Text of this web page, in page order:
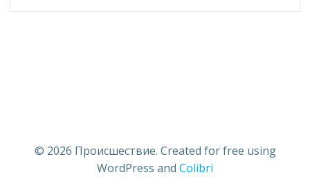
© 2026 Происшествие. Created for free using
WordPress and Colibri